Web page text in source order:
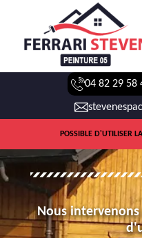
04 82 29 58
POSSIBLE D'UTILISER
Nous